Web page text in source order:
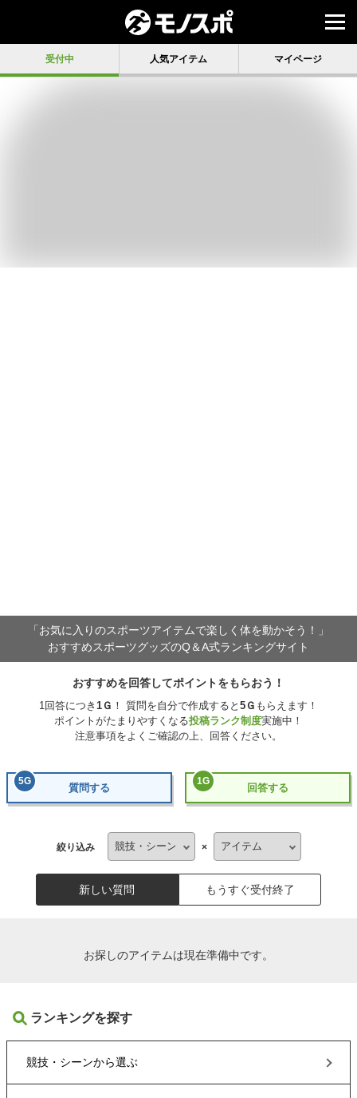
受付中 人気アイテム マイページ
「お気に入りのスポーツアイテムで楽しく体を動かそう！」
おすすめスポーツグッズのQ＆A式ランキングサイト
おすすめを回答してポイントをもらおう！
1回答につき 1 Ｇ ！ 質問を自分で作成すると 5 Ｇ もらえます！
ポイントがたまりやすくなる投稿ランク制度実施中！
注意事項をよくご確認の上、回答ください。
5G
質問する
1G
回答する
絞り込み ×
新しい質問 もうすぐ受付終了
お探しのアイテムは現在準備中です。
ランキングを探す
競技・シーンから選ぶ